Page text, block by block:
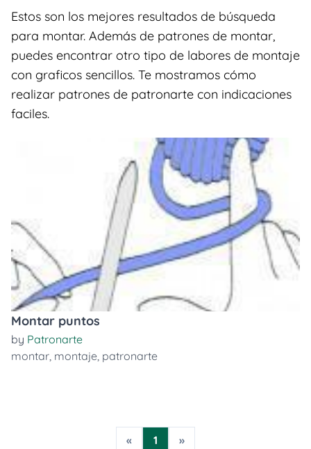
Estos son los mejores resultados de búsqueda
para montar. Además de patrones de montar,
puedes encontrar otro tipo de labores de montaje
con graficos sencillos. Te mostramos cómo
realizar patrones de patronarte con indicaciones
faciles.
Montar puntos
by Patronarte
montar, montaje, patronarte
« 1 »